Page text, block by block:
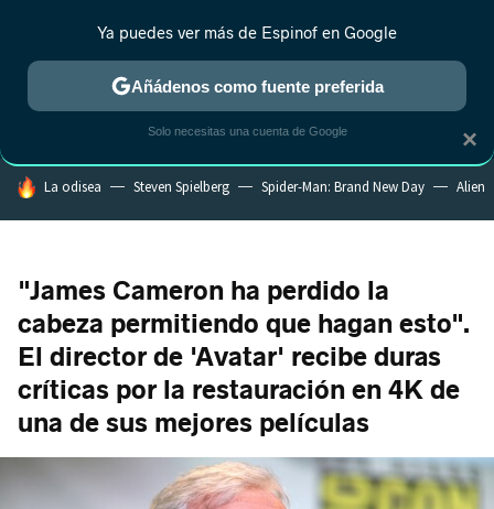
ESTRENOS REALITY ANIME RANKINGS CINE
HOY SE HABLA DE
La odisea Steven Spielberg Spider-Man: Brand New Day Alien
"James Cameron ha perdido la
cabeza permitiendo que hagan esto".
El director de 'Avatar' recibe duras
críticas por la restauración en 4K de
una de sus mejores películas
×
Ya puedes ver más de Espinof en Google
Añádenos como fuente preferida
Solo necesitas una cuenta de Google